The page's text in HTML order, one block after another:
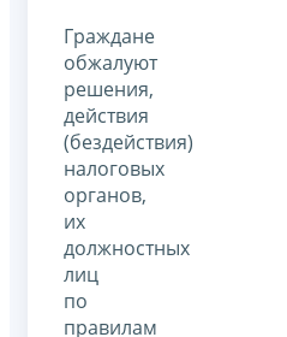
Граждане
обжалуют
решения,
действия
(бездействия)
налоговых
органов,
их
должностных
лиц
по
правилам